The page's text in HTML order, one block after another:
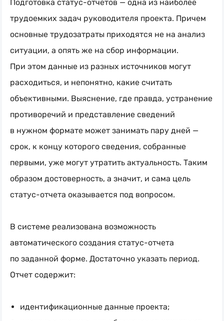
Подготовка статус-отчетов — одна из наиболее
трудоемких задач руководителя проекта. Причем
основные трудозатраты приходятся не на анализ
ситуации, а опять же на сбор информации.
При этом данные из разных источников могут
расходиться, и непонятно, какие считать
объективными. Выяснение, где правда, устранение
противоречий и представление сведений
в нужном формате может занимать пару дней —
срок, к концу которого сведения, собранные
первыми, уже могут утратить актуальность. Таким
образом достоверность, а значит, и сама цель
статус-отчета оказывается под вопросом.
В системе реализована возможность
автоматического создания статус-отчета
по заданной форме. Достаточно указать период.
Отчет содержит:
идентификационные данные проекта;